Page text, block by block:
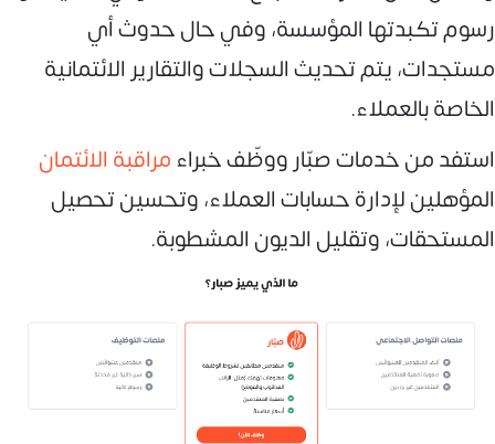
رسوم تكبدتها المؤسسة، وفي حال حدوث أي
مستجدات، يتم تحديث السجلات والتقارير الائتمانية
الخاصة بالعملاء.
استفد من خدمات صبّار ووظّف خبراءمراقبة الائتمان
المؤهلين لإدارة حسابات العملاء، وتحسين تحصيل
المستحقات، وتقليل الديون المشطوبة.